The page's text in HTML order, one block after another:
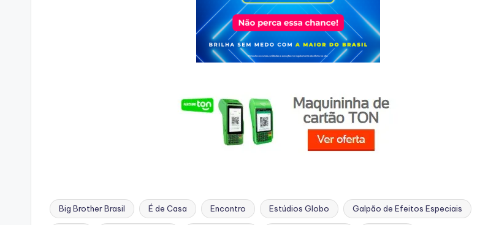
Big Brother Brasil É de Casa Encontro Estúdios Globo Galpão de Efeitos Especiais